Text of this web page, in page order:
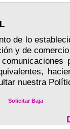
de lo
y de
nuestra
Solicitar Baja